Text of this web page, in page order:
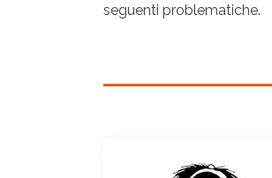
seguenti problematiche.